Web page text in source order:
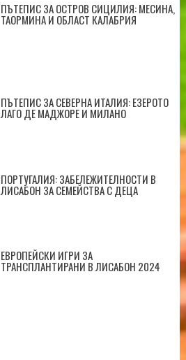
ПЪТЕПИС ЗА ОСТРОВ СИЦИЛИЯ: МЕСИНА,
ТАОРМИНА И ОБЛАСТ КАЛАБРИЯ
ПЪТЕПИС ЗА СЕВЕРНА ИТАЛИЯ: ЕЗЕРОТО
ЛАГО ДЕ МАДЖОРЕ И МИЛАНО
ПОРТУГАЛИЯ: ЗАБЕЛЕЖИТЕЛНОСТИ В
ЛИСАБОН ЗА СЕМЕЙСТВА С ДЕЦА
ЕВРОПЕЙСКИ ИГРИ ЗА
ТРАНСПЛАНТИРАНИ В ЛИСАБОН 2024